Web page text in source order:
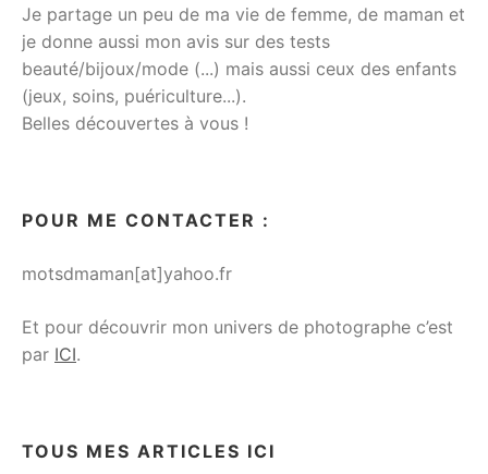
Je partage un peu de ma vie de femme, de maman et
je donne aussi mon avis sur des tests
beauté/bijoux/mode (...) mais aussi ceux des enfants
(jeux, soins, puériculture...).
Belles découvertes à vous !
POUR ME CONTACTER :
motsdmaman[at]yahoo.fr
Et pour découvrir mon univers de photographe c’est
par ICI.
TOUS MES ARTICLES ICI